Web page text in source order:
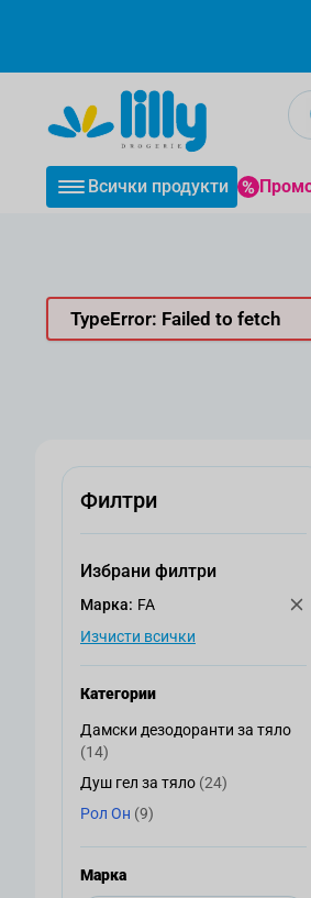
Всички продукти
TypeError: Failed to fetch
Филтри
Избрани филтри
Mарка: FA
Изчисти всички
Категории
Дамски дезодоранти за тяло
Дамски дезодоранти за тяло
(14)
Душ гел за тяло
Душ гел за тяло (24)
Рол Он
Рол Он (9)
Mарка